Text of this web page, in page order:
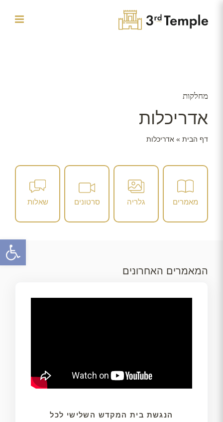
לתוכן
מחלקות
אדריכלות
דף הבית »אדריכלות
מאמרים גלריה סרטונים שאלות
המאמרים האחרונים
הנגשת בית המקדש השלישי לכל